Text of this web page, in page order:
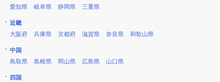
愛知県
岐阜県 静岡県 三重県
近畿
大阪府
兵庫県 京都府 滋賀県 奈良県 和歌山県
中国
鳥取県
島根県 岡山県 広島県 山口県
四国